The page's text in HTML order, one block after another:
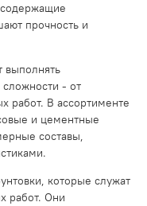
содержащие
прочность и
выполнять
- от
работ. В ассортименте
и цементные
составы,
которые служат
работ. Они